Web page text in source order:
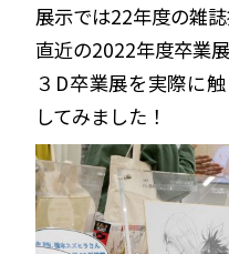
展示では22年度の雑
直近の2022年度卒業
３D卒業展を実際に
してみました！